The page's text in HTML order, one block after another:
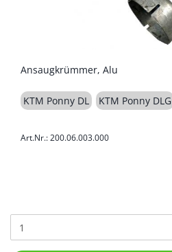
Ansaugkrümmer, Alu
KTM Ponny DL KTM Ponny DLG
Art.Nr.: 200.06.003.000